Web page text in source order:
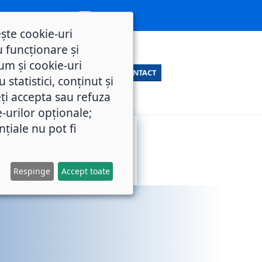
CONTACT
cookie-uri
funcționare și
și cookie-uri
statistici, conținut și
accepta sau refuza
urilor opționale;
nu pot fi
Respinge Accept toate